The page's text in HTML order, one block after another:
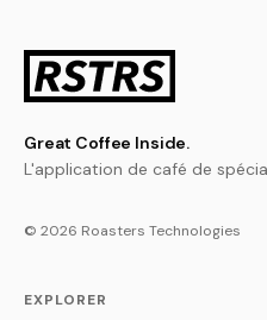
Great Coffee Inside.
L'application de café de
© 2026 Roasters Technologies
EXPLORER